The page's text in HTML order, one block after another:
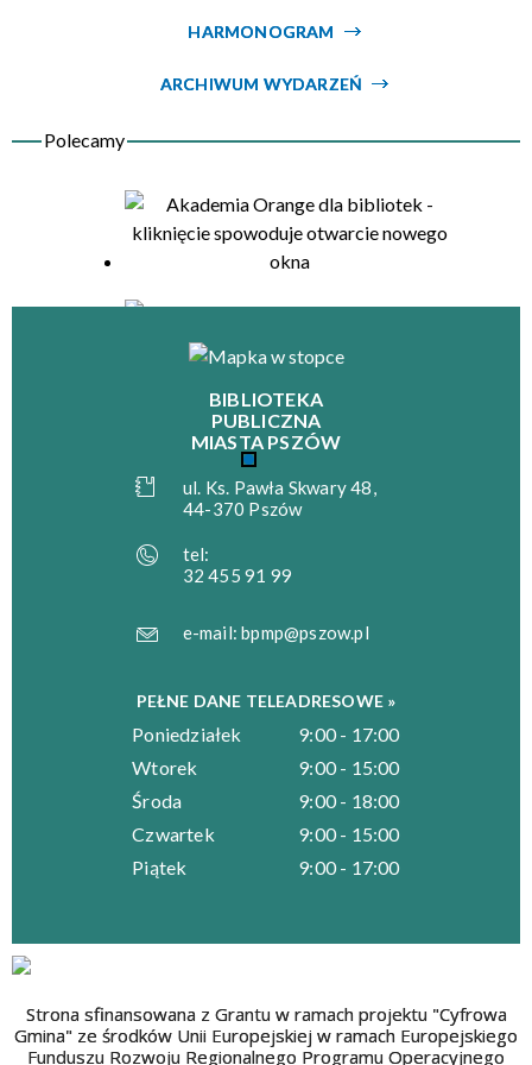
HARMONOGRAM
ARCHIWUM WYDARZEŃ
BIBLIOTEKA
PUBLICZNA
MIASTA PSZÓW
ul. Ks. Pawła Skwary 48,
44-370 Pszów
tel:
32 455 91 99
e-mail:bpmp@pszow.pl
PEŁNE DANE TELEADRESOWE »
Poniedziałek
9:00 - 17:00
Wtorek
9:00 - 15:00
Środa
9:00 - 18:00
Czwartek
9:00 - 15:00
Piątek
9:00 - 17:00
Strona sfinansowana z Grantu w ramach projektu "Cyfrowa
Gmina" ze środków Unii Europejskiej w ramach Europejskiego
Funduszu Rozwoju Regionalnego Programu Operacyjnego